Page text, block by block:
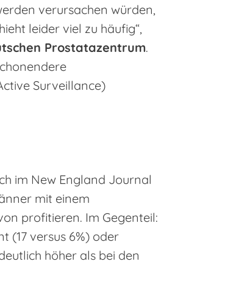
verursachen würden,
leider viel zu häufig“,
Prostatazentrum.
Surveillance)
im New England Journal
mit einem
profitieren. Im Gegenteil:
(17 versus 6%) oder
höher als bei den